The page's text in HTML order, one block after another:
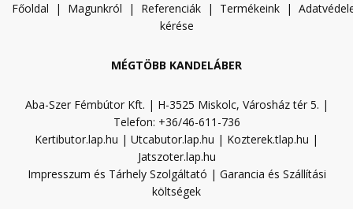
Főoldal | Magunkról | Referenciák | Termékeink | A
kérése
MÉGTÖBB KANDELÁBER
Aba-Szer Fémbútor Kft. | H-3525 Miskolc, Városház tér 5. |
Telefon: +36/46-611-736
Kertibutor.lap.hu | Utcabutor.lap.hu | Kozterek.tlap.hu |
Jatszoter.lap.hu
Impresszum és Tárhely Szolgáltató | Garancia és Szállítási
költségek